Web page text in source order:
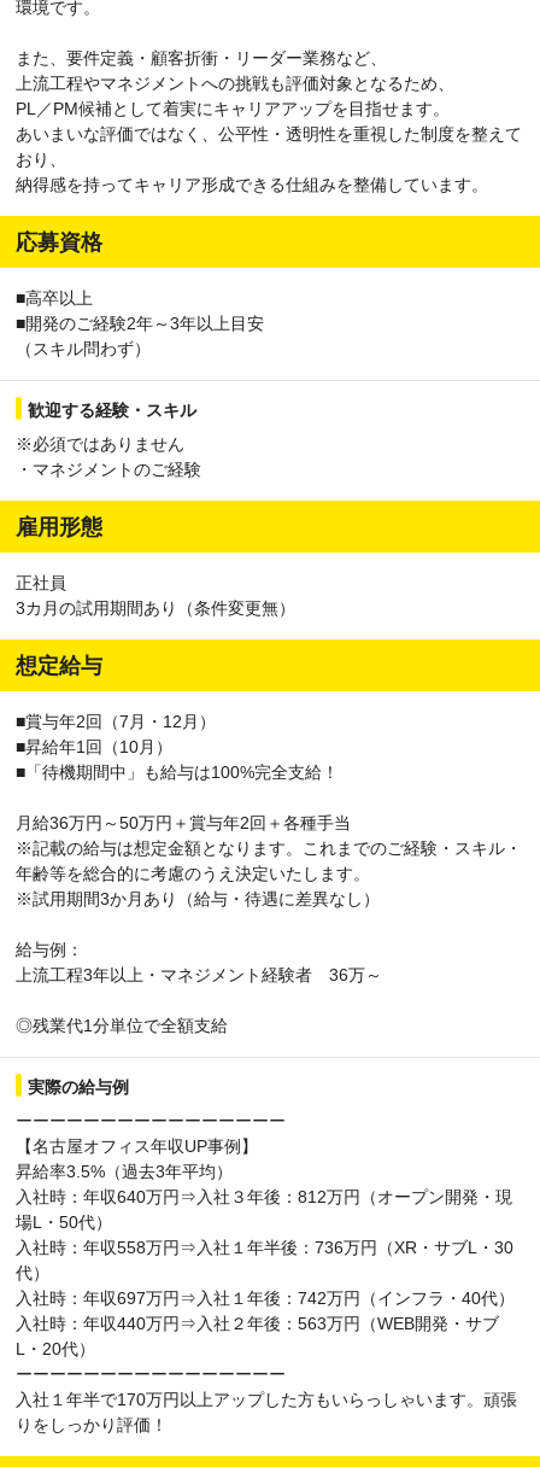
環境です。
また、要件定義・顧客折衝・リーダー業務など、
上流工程やマネジメントへの挑戦も評価対象となるため、
PL／PM候補として着実にキャリアアップを目指せます。
あいまいな評価ではなく、公平性・透明性を重視した制度を整えて
おり、
納得感を持ってキャリア形成できる仕組みを整備しています。
応募資格
■高卒以上
■開発のご経験2年～3年以上目安
（スキル問わず）
歓迎する経験・スキル
※必須ではありません
・マネジメントのご経験
雇用形態
正社員
3カ月の試用期間あり（条件変更無）
想定給与
■賞与年2回（7月・12月）
■昇給年1回（10月）
■「待機期間中」も給与は100%完全支給！
月給36万円～50万円＋賞与年2回＋各種手当
※記載の給与は想定金額となります。これまでのご経験・スキル・
年齢等を総合的に考慮のうえ決定いたします。
※試用期間3か月あり（給与・待遇に差異なし）
給与例：
上流工程3年以上・マネジメント経験者 36万～
◎残業代1分単位で全額支給
実際の給与例
ーーーーーーーーーーーーーーーー
【名古屋オフィス年収UP事例】
昇給率3.5%（過去3年平均）
入社時：年収640万円⇒入社３年後：812万円（オープン開発・現
場L・50代）
入社時：年収558万円⇒入社１年半後：736万円（XR・サブL・30
代）
入社時：年収697万円⇒入社１年後：742万円（インフラ・40代）
入社時：年収440万円⇒入社２年後：563万円（WEB開発・サブ
L・20代）
ーーーーーーーーーーーーーーーー
入社１年半で170万円以上アップした方もいらっしゃいます。頑張
りをしっかり評価！